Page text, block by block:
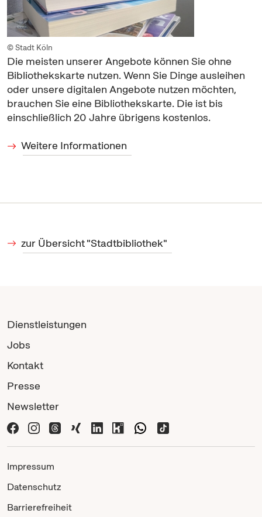
© Stadt Köln
Die meisten unserer Angebote können Sie ohne
Bibliothekskarte nutzen. Wenn Sie Dinge ausleihen
oder unsere digitalen Angebote nutzen möchten,
brauchen Sie eine Bibliothekskarte. Die ist bis
einschließlich 20 Jahre übrigens kostenlos.
Weitere Informationen
zur Übersicht "Stadtbibliothek"
Dienstleistungen
Jobs
Kontakt
Presse
Newsletter
Impressum
Datenschutz
Barrierefreiheit